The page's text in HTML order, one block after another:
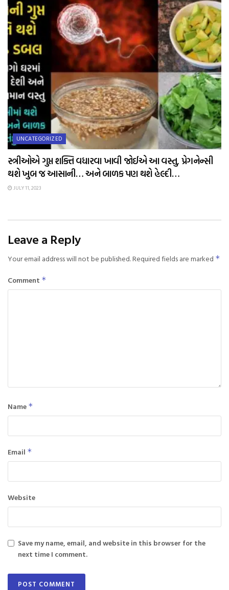
UNCATEGORIZED
સ્ત્રીઓએ ગુપ્ત શક્તિ વધારવા ખાવી જોઈએ આ વસ્તુ, પ્રેગનેન્સી
થશે ખુબ જ આસાની… અને બાળક પણ થશે હેલ્દી…
JULY 11, 2023
Leave a Reply
Your email address will not be published.Required fields are marked *
Comment *
Name *
Email *
Website
Save my name, email, and website in this browser for the
next time I comment.